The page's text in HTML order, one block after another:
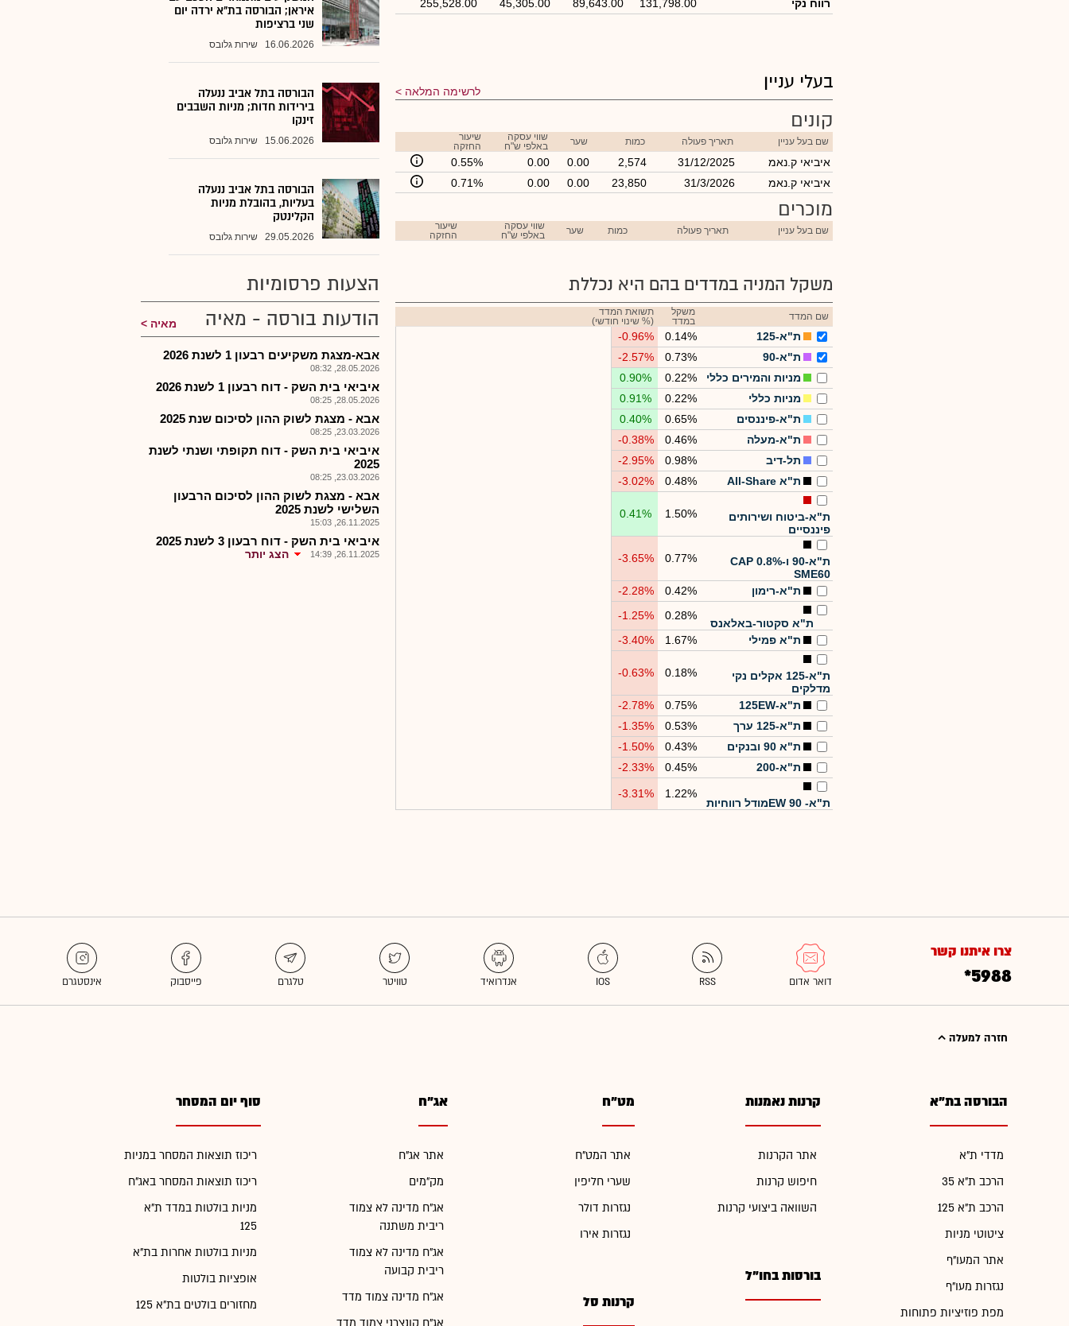
רווח נקי
131,798.00
89,643.00
45,305.00
255,528.00
בעלי עניין לרשימה המלאה
קונים
שם בעל עניין תאריך פעולה כמות שער
שווי עסקה
באלפי ש"ח
שיעור
החזקה
איביאי ק.נאמ 31/12/2025
2,574
0.00
0.00
0.55%
איביאי ק.נאמ
31/3/2026
23,850
0.00
0.00
0.71%
מוכרים
שם בעל עניין תאריך פעולה כמות שער
שווי עסקה
באלפי ש"ח
שיעור
החזקה
משקל המניה במדדים בהם היא נכללת
שם המדד
משקל
במדד
תשואת המדד
(% שינוי חודשי)
ת"א-125 0.14%
-0.96%
ת"א-90
0.73%
-2.57%
מניות והמירים כללי
0.22%
0.90%
מניות כללי
0.22%
0.91%
ת"א-פיננסים
0.65%
0.40%
ת"א-מעלה
0.46%
-0.38%
תל-דיב
0.98%
-2.95%
ת"א All-Share
0.48%
-3.02%
ת"א-ביטוח ושירותים
פיננסיים
1.50%
0.41%
ת"א-90 ו-CAP 0.8%
SME60
0.77%
-3.65%
ת"א-רימון 0.42%
-2.28%
ת"א סקטור-באלאנס
0.28%
-1.25%
ת"א פמילי
1.67%
-3.40%
ת"א-125 אקלים נקי
מדלקים
0.18%
-0.63%
ת"א-125EW 0.75%
-2.78%
ת"א-125 ערך
0.53%
-1.35%
ת"א 90 ובנקים
0.43%
-1.50%
ת"א-200
0.45%
-2.33%
ת"א- EW 90מודל רווחיות
1.22%
-3.31%
איראן; הבורסה בת"א ירדה יום
שני ברציפות
16.06.2026 שירות גלובס
הבורסה בתל אביב ננעלה
בירידות חדות; מניות השבבים
זינקו
15.06.2026 שירות גלובס
הבורסה בתל אביב ננעלה
בעליות, בהובלת מניות
הקלינטק
29.05.2026 שירות גלובס
הצעות פרסומיות
הודעות בורסה - מאיה
מאיה
אבא-מצגת משקיעים רבעון 1 לשנת 2026
28.05.2026, 08:32
איביאי בית השק - דוח רבעון 1 לשנת 2026
28.05.2026, 08:25
אבא - מצגת לשוק ההון לסיכום שנת 2025
23.03.2026, 08:25
איביאי בית השק - דוח תקופתי ושנתי לשנת
2025
23.03.2026, 08:25
אבא - מצגת לשוק ההון לסיכום הרבעון
השלישי לשנת 2025
26.11.2025, 15:03
איביאי בית השק - דוח רבעון 3 לשנת 2025
26.11.2025, 14:39 הצג יותר
צרו איתנו קשר
*5988
חזרה למעלה
הבורסה בת"א
מדדי ת"א
הרכב ת"א 35
הרכב ת"א 125
ציטוטי מניות
אתר המעו"ף
נגזרות מעו"ף
מפת פוזיציות פתוחות
קרנות נאמנות
אתר הקרנות
חיפוש קרנות
השוואה ביצועי קרנות
בורסות בחו"ל
מט"ח
אתר המט"ח
שערי חליפין
נגזרות דולר
נגזרות אירו
קרנות סל
אג"ח
אתר אג"ח
מק"מים
אג"ח מדינה לא צמוד
ריבית משתנה
אג"ח מדינה לא צמוד
ריבית קבועה
אג"ח מדינה צמוד מדד
סוף יום המסחר
ריכוז תוצאות המסחר במניות
ריכוז תוצאות המסחר באג"ח
מניות בולטות במדד ת"א
125
מניות בולטות אחרות בת"א
אופציות בולטות
מחזורים בולטים בת"א 125